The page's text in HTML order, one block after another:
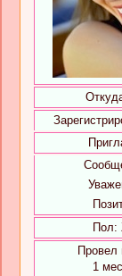
Пол:
Провел
1